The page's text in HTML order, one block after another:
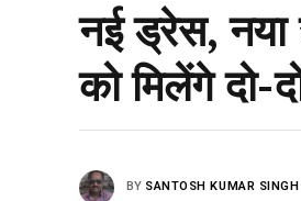
नई ड्रेस, नया
को मिलेंगे दो-
BY SANTOSH KUMAR SINGH